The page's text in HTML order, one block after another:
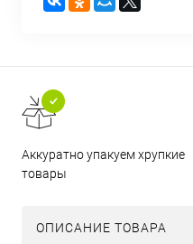
Аккуратно упакуем хрупкие
товары
ОПИСАНИЕ ТОВАРА